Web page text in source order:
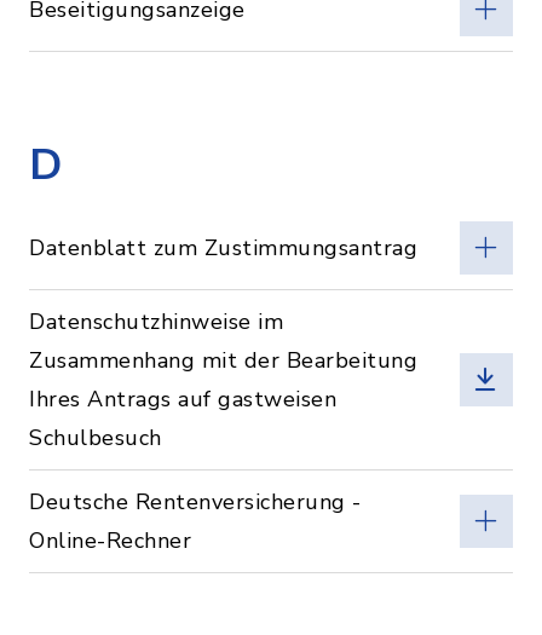
Beseitigungsanzeige
D
Datenblatt zum Zustimmungsantrag
Datenschutzhinweise im
Zusammenhang mit der Bearbeitung
Ihres Antrags auf gastweisen
Schulbesuch
Deutsche Rentenversicherung -
Online-Rechner